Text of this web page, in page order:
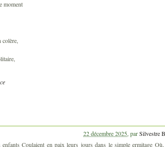
moment
22 décembre 2025, parSilvestre
Coulaient en paix leurs jours dans le simple ermitage Où,